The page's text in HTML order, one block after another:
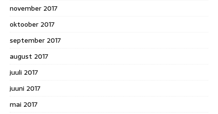
november 2017
oktoober 2017
september 2017
august 2017
juuli 2017
juuni 2017
mai 2017